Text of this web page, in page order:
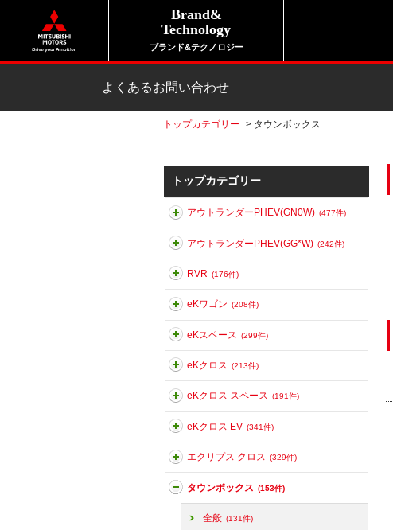
Brand&
Technology
ブランド&テクノロジー
よくあるお問い合わせ
トップカテゴリー > タウンボックス
トップカテゴリー
アウトランダーPHEV(GN0W) (477件)
アウトランダーPHEV(GG*W) (242件)
RVR (176件)
eKワゴン (208件)
eKスペース (299件)
eKクロス (213件)
eKクロス スペース (191件)
eKクロス EV (341件)
エクリプス クロス (329件)
タウンボックス (153件)
全般 (131件)